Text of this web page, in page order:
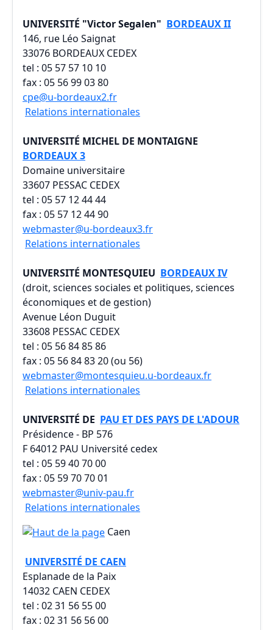
UNIVERSITÉ "Victor Segalen" BORDEAUX II
146, rue Léo Saignat
33076 BORDEAUX CEDEX
tel : 05 57 57 10 10
fax : 05 56 99 03 80
cpe@u-bordeaux2.fr
Relations internationales
UNIVERSITÉ MICHEL DE MONTAIGNE
BORDEAUX 3
Domaine universitaire
33607 PESSAC CEDEX
tel : 05 57 12 44 44
fax : 05 57 12 44 90
webmaster@u-bordeaux3.fr
Relations internationales
UNIVERSITÉ MONTESQUIEU BORDEAUX IV
(droit, sciences sociales et politiques, sciences
économiques et de gestion)
Avenue Léon Duguit
33608 PESSAC CEDEX
tel : 05 56 84 85 86
fax : 05 56 84 83 20 (ou 56)
webmaster@montesquieu.u-bordeaux.fr
Relations internationales
UNIVERSITÉ DE PAU ET DES PAYS DE L'ADOUR
Présidence - BP 576
F 64012 PAU Université cedex
tel : 05 59 40 70 00
fax : 05 59 70 70 01
webmaster@univ-pau.fr
Relations internationales
Caen
UNIVERSITÉ DE CAEN
Esplanade de la Paix
14032 CAEN CEDEX
tel : 02 31 56 55 00
fax : 02 31 56 56 00